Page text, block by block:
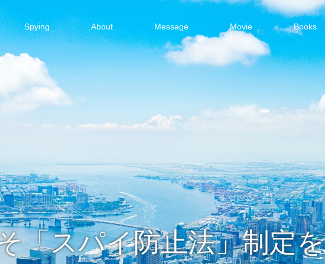
Spying About Message Movie Books
「スパイ防止法」制定を